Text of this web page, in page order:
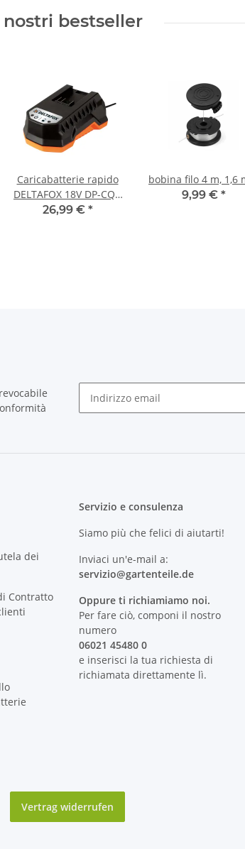
nostri bestseller
Caricabatterie rapido
DELTAFOX 18V DP-CQC
1824
26,99 € *
bobina filo 4 m, 1,6
9,99 € *
dei
Contratto
Servizio e consulenza
Siamo più che felici di aiutarti!
Inviaci un'e-mail a:
servizio@gartenteile.de
Oppure ti richiamiamo noi.
Per fare ciò, componi il nostro
numero
06021 45480 0
e inserisci la tua richiesta di
richiamata direttamente lì.
Vertrag widerrufen